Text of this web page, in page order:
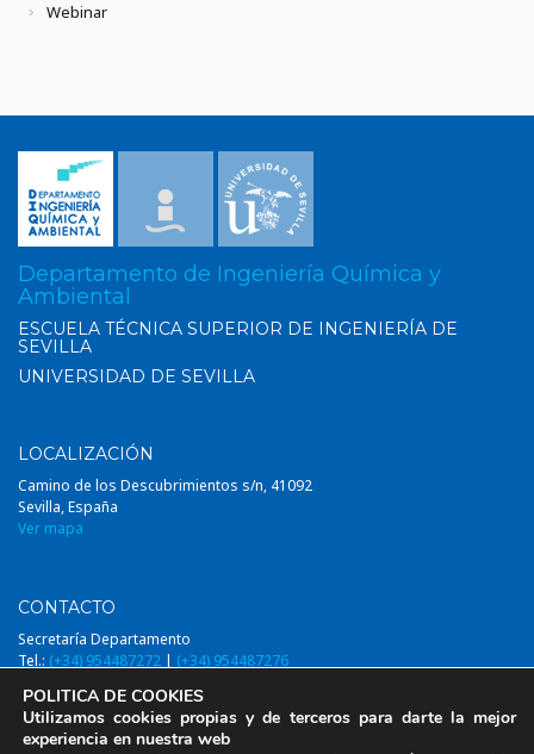
Webinar
Departamento de Ingeniería Química y
Ambiental
ESCUELA TÉCNICA SUPERIOR DE INGENIERÍA DE
SEVILLA
UNIVERSIDAD DE SEVILLA
LOCALIZACIÓN
Camino de los Descubrimientos s/n, 41092
Sevilla, España
Ver mapa
CONTACTO
Secretaría Departamento
Tel.: (+34) 954487272 | (+34) 954487276
POLITICA DE COOKIES
Utilizamos cookies propias y de terceros para darte la mejor
experiencia en nuestra web